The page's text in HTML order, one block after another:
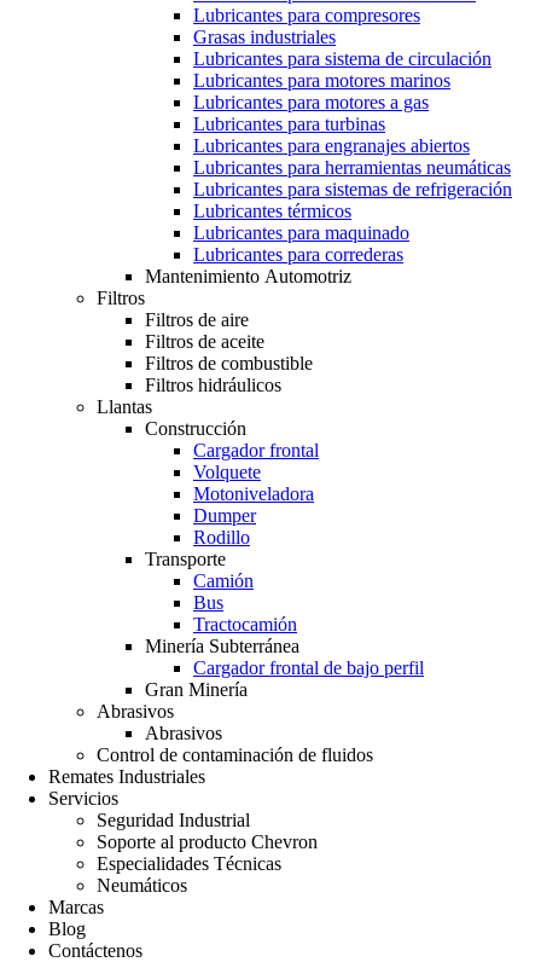
Lubricantes para compresores
Grasas industriales
Lubricantes para sistema de circulación
Lubricantes para motores marinos
Lubricantes para motores a gas
Lubricantes para turbinas
Lubricantes para engranajes abiertos
Lubricantes para herramientas neumáticas
Lubricantes para sistemas de refrigeración
Lubricantes térmicos
Lubricantes para maquinado
Lubricantes para correderas
Mantenimiento Automotriz
Filtros
Filtros de aire
Filtros de aceite
Filtros de combustible
Filtros hidráulicos
Llantas
Construcción
Cargador frontal
Volquete
Motoniveladora
Dumper
Rodillo
Transporte
Camión
Bus
Tractocamión
Minería Subterránea
Cargador frontal de bajo perfil
Gran Minería
Abrasivos
Abrasivos
Control de contaminación de fluidos
Remates Industriales
Servicios
Seguridad Industrial
Soporte al producto Chevron
Especialidades Técnicas
Neumáticos
Marcas
Blog
Contáctenos